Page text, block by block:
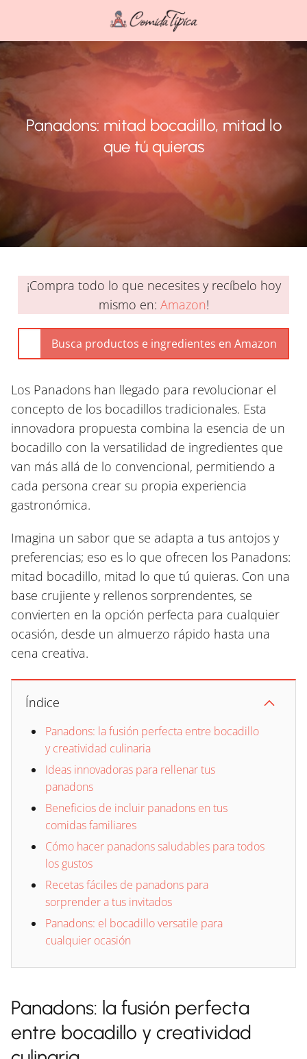
Panadons: mitad bocadillo, mitad lo
que tú quieras
¡Compra todo lo que necesites y recíbelo hoy
mismo en: Amazon!
Los Panadons han llegado para revolucionar el
concepto de los bocadillos tradicionales. Esta
innovadora propuesta combina la esencia de un
bocadillo con la versatilidad de ingredientes que
van más allá de lo convencional, permitiendo a
cada persona crear su propia experiencia
gastronómica.
Imagina un sabor que se adapta a tus antojos y
preferencias; eso es lo que ofrecen los Panadons:
mitad bocadillo, mitad lo que tú quieras. Con una
base crujiente y rellenos sorprendentes, se
convierten en la opción perfecta para cualquier
ocasión, desde un almuerzo rápido hasta una
cena creativa.
Índice
Panadons: la fusión perfecta entre bocadillo
y creatividad culinaria
Ideas innovadoras para rellenar tus
panadons
Beneficios de incluir panadons en tus
comidas familiares
Cómo hacer panadons saludables para todos
los gustos
Recetas fáciles de panadons para
sorprender a tus invitados
Panadons: el bocadillo versatile para
cualquier ocasión
Panadons: la fusión perfecta
entre bocadillo y creatividad